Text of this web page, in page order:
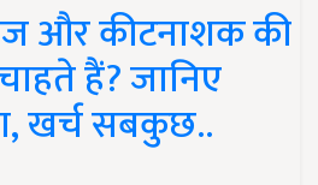
और कीटनाशक की
हैं? जानिए
खर्च सबकुछ..